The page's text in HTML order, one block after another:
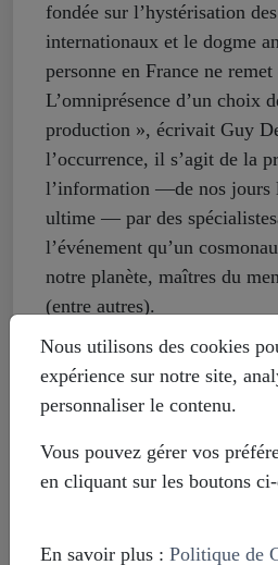
fondée sur l’hystérisation
internationaux et le dogme
personne en France ne
L’omniprésence d’un choix
production », écrivait Guy
l’occurrence, il s’agit de la
l’information —de nos jours
ultime — par des
l’événement qu’un
notre planète, maîtres du
(entre autres).
La doctrine d’Integrity
GRU, CIA, MI5
Rentrons dans les détails.
Nous utilisons des cookies
expérience sur notre site,
personnaliser le contenu.
Vous pouvez gérer vos
en cliquant sur les boutons ci-
En savoir plus : Politique de